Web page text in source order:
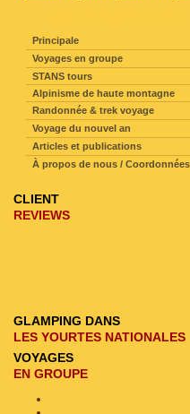
Principale
Voyages en groupe
STANS tours
Alpinisme de haute montagne
Randonnée & trek voyage
Voyage du nouvel an
Articles et publications
À propos de nous / Coordonnées
CLIENT
REVIEWS
GLAMPING DANS
LES YOURTES NATIONALES
VOYAGES
EN GROUPE